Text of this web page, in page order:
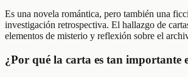
Es una novela romántica, pero también una
investigación retrospectiva. El hallazgo de
elementos de misterio y reflexión sobre el
¿Por qué la carta es tan importante